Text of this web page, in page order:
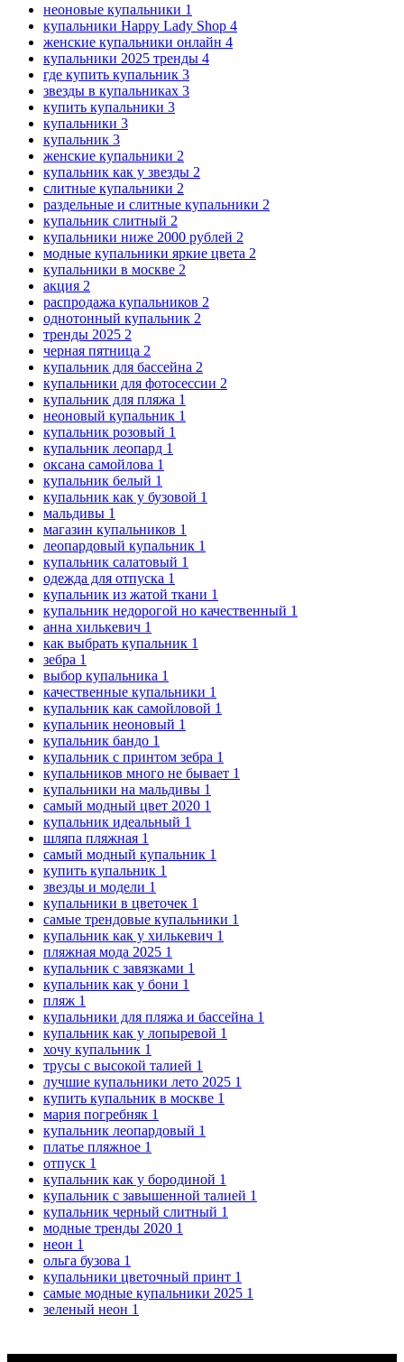
неоновые купальники 1
купальники Happy Lady Shop 4
женские купальники онлайн 4
купальники 2025 тренды 4
где купить купальник 3
звезды в купальниках 3
купить купальники 3
купальники 3
купальник 3
женские купальники 2
купальник как у звезды 2
слитные купальники 2
раздельные и слитные купальники 2
купальник слитный 2
купальники ниже 2000 рублей 2
модные купальники яркие цвета 2
купальники в москве 2
акция 2
распродажа купальников 2
однотонный купальник 2
тренды 2025 2
черная пятница 2
купальник для бассейна 2
купальники для фотосессии 2
купальник для пляжа 1
неоновый купальник 1
купальник розовый 1
купальник леопард 1
оксана самойлова 1
купальник белый 1
купальник как у бузовой 1
мальдивы 1
магазин купальников 1
леопардовый купальник 1
купальник салатовый 1
одежда для отпуска 1
купальник из жатой ткани 1
купальник недорогой но качественный 1
анна хилькевич 1
как выбрать купальник 1
зебра 1
выбор купальника 1
качественные купальники 1
купальник как самойловой 1
купальник неоновый 1
купальник бандо 1
купальник с принтом зебра 1
купальников много не бывает 1
купальники на мальдивы 1
самый модный цвет 2020 1
купальник идеальный 1
шляпа пляжная 1
самый модный купальник 1
купить купальник 1
звезды и модели 1
купальники в цветочек 1
самые трендовые купальники 1
купальник как у хилькевич 1
пляжная мода 2025 1
купальник с завязками 1
купальник как у бони 1
пляж 1
купальники для пляжа и бассейна 1
купальник как у лопыревой 1
хочу купальник 1
трусы с высокой талией 1
лучшие купальники лето 2025 1
купить купальник в москве 1
мария погребняк 1
купальник леопардовый 1
платье пляжное 1
отпуск 1
купальник как у бородиной 1
купальник с завышенной талией 1
купальник черный слитный 1
модные тренды 2020 1
неон 1
ольга бузова 1
купальники цветочный принт 1
самые модные купальники 2025 1
зеленый неон 1